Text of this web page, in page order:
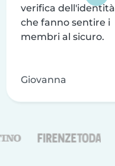
verifica dell'identità
che fanno sentire i
membri al sicuro.
Giovanna